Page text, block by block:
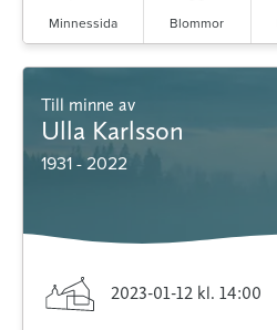
Minnessida Blommor
Till minne av
Ulla Karlsson
1931 - 2022
2023-01-12 kl. 14:00